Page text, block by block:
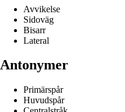
Avvikelse
Sidoväg
Bisarr
Lateral
Antonymer
Primärspår
Huvudspår